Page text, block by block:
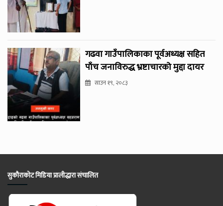
गढवा गाउँपालिकाका पूर्वअध्यक्ष सहित
पाँच जनाविरुद्ध भ्रष्टाचारको मुद्दा दायर
साउन १९, २०८३
सुकौराकोट मिडिया प्रालीद्धारा संचालित